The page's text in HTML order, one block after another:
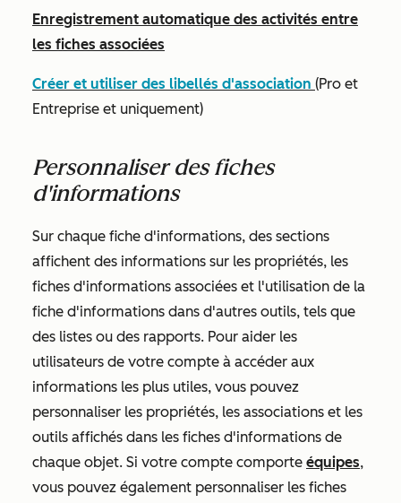
Enregistrement automatique des activités entre
les fiches associées
Créer et utiliser des libellés d'association (Pro et
Entreprise et uniquement)
Personnaliser des fiches
d'informations
Sur chaque fiche d'informations, des sections
affichent des informations sur les propriétés, les
fiches d'informations associées et l'utilisation de la
fiche d'informations dans d'autres outils, tels que
des listes ou des rapports. Pour aider les
utilisateurs de votre compte à accéder aux
informations les plus utiles, vous pouvez
personnaliser les propriétés, les associations et les
outils affichés dans les fiches d'informations de
chaque objet. Si votre compte comporte équipes,
vous pouvez également personnaliser les fiches